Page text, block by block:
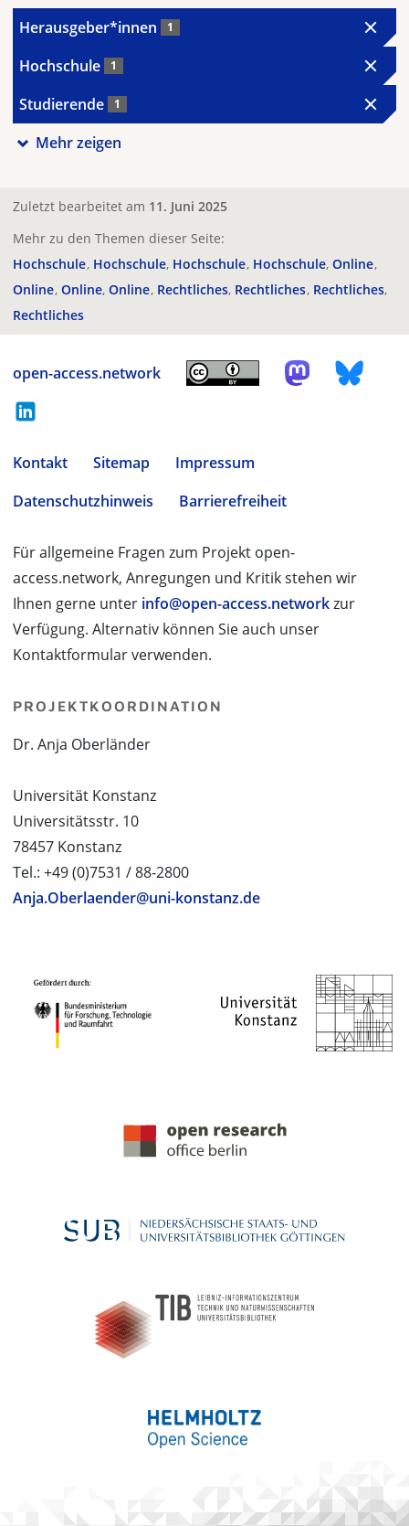
Herausgeber*innen 1
Hochschule 1
Studierende 1
Mehr zeigen
Zuletzt bearbeitet am 11. Juni 2025
Mehr zu den Themen dieser Seite:
Hochschule Hochschule Hochschule Hochschule Online
Online Online Online Rechtliches Rechtliches Rechtliches
Rechtliches
open-access.network
Kontakt Sitemap
Impressum
Datenschutzhinweis
Barrierefreiheit
Für allgemeine Fragen zum Projekt open-
access.network, Anregungen und Kritik stehen wir
Ihnen gerne unter info@open-access.networkzur
Verfügung. Alternativ können Sie auch unser
Kontaktformular verwenden.
PROJEKTKOORDINATION
Dr. Anja Oberländer
Universität Konstanz
Universitätsstr. 10
78457 Konstanz
Tel.: +49 (0)7531 / 88-2800
Anja.Oberlaender@uni-konstanz.de